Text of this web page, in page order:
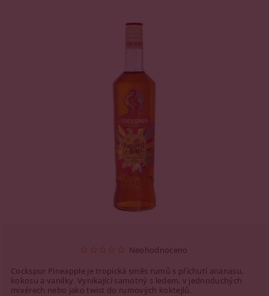
Neohodnoceno
Cockspur Pineapple je tropická směs rumů s příchutí ananasu,
kokosu a vanilky. Vynikající samotný s ledem, v jednoduchých
mixérech nebo jako twist do rumových koktejlů.